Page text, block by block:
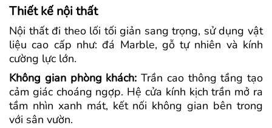
Thiết kế nội thất
Nội thất đi theo lối tối giản sang trọng, sử dụng vật
liệu cao cấp như: đá Marble, gỗ tự nhiên và kính
cường lực lớn.
Không gian phòng khách: Trần cao thông tầng tạo
cảm giác choáng ngợp. Hệ cửa kính kịch trần mở ra
tầm nhìn xanh mát, kết nối không gian bên trong
với sân vườn.